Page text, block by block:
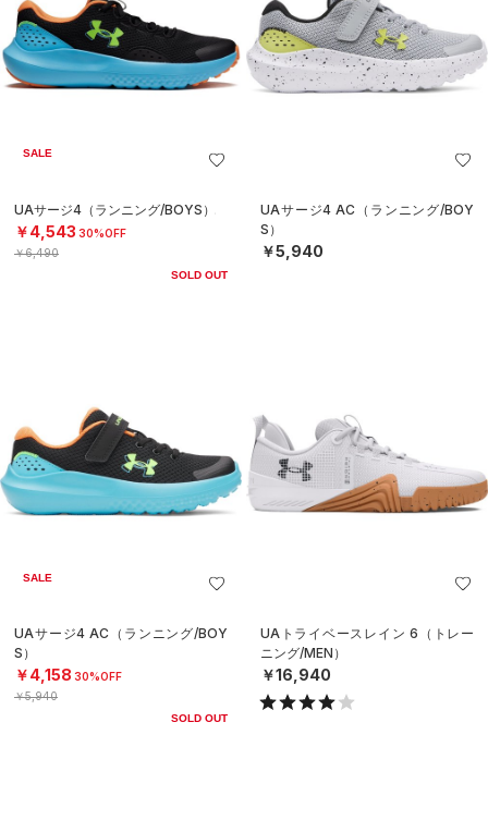
SALE
UAサージ4（ランニング/BOYS）
￥4,543 30%OFF
￥6,490
SOLD OUT
UAサージ4 AC（ランニング/BOY
S）
￥5,940
SALE
UAサージ4 AC（ランニング/BOY
S）
￥4,158 30%OFF
￥5,940
SOLD OUT
UAトライベースレイン 6（トレー
ニング/MEN）
￥16,940